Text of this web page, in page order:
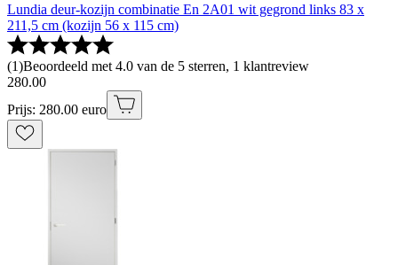
Lundia deur-kozijn combinatie En 2A01 wit gegrond links 83 x
211,5 cm (kozijn 56 x 115 cm)
(1)Beoordeeld met 4.0 van de 5 sterren, 1 klantreview
280.00
Prijs: 280.00 euro